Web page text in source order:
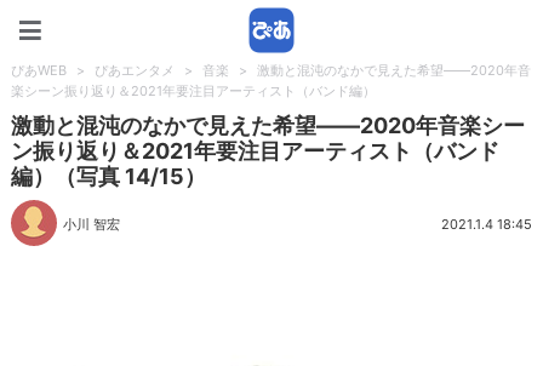
ぴあWEB > ぴあエンタメ > 音楽 >
激動と混沌のなかで見えた希望――2020年音
楽シーン振り返り＆2021年要注目アーティスト（バンド編）
激動と混沌のなかで見えた希望――2020年音楽シー
ン振り返り＆2021年要注目アーティスト（バンド
編）（写真 14/15）
小川 智宏 2021.1.4 18:45